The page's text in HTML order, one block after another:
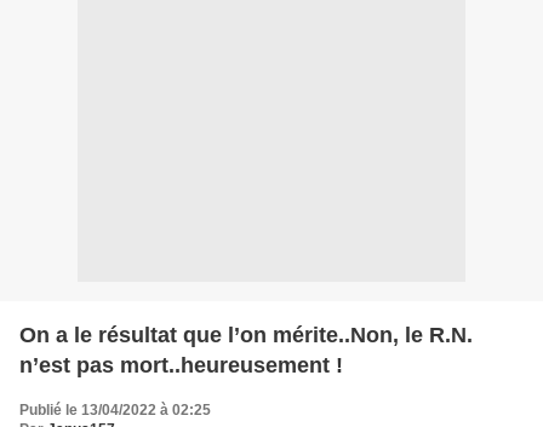
On a le résultat que l’on mérite..Non, le R.N.
n’est pas mort..heureusement !
Publié le 13/04/2022 à 02:25